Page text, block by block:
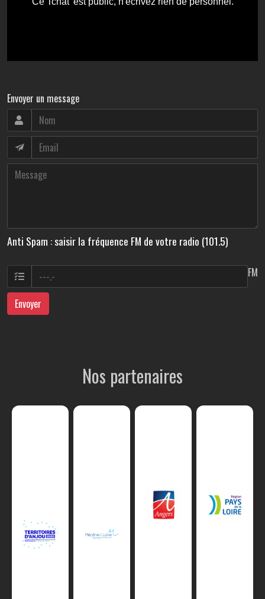
Envoyer un message
Anti Spam : saisir la fréquence FM de votre radio (101.5)
FM
Envoyer
Nos partenaires